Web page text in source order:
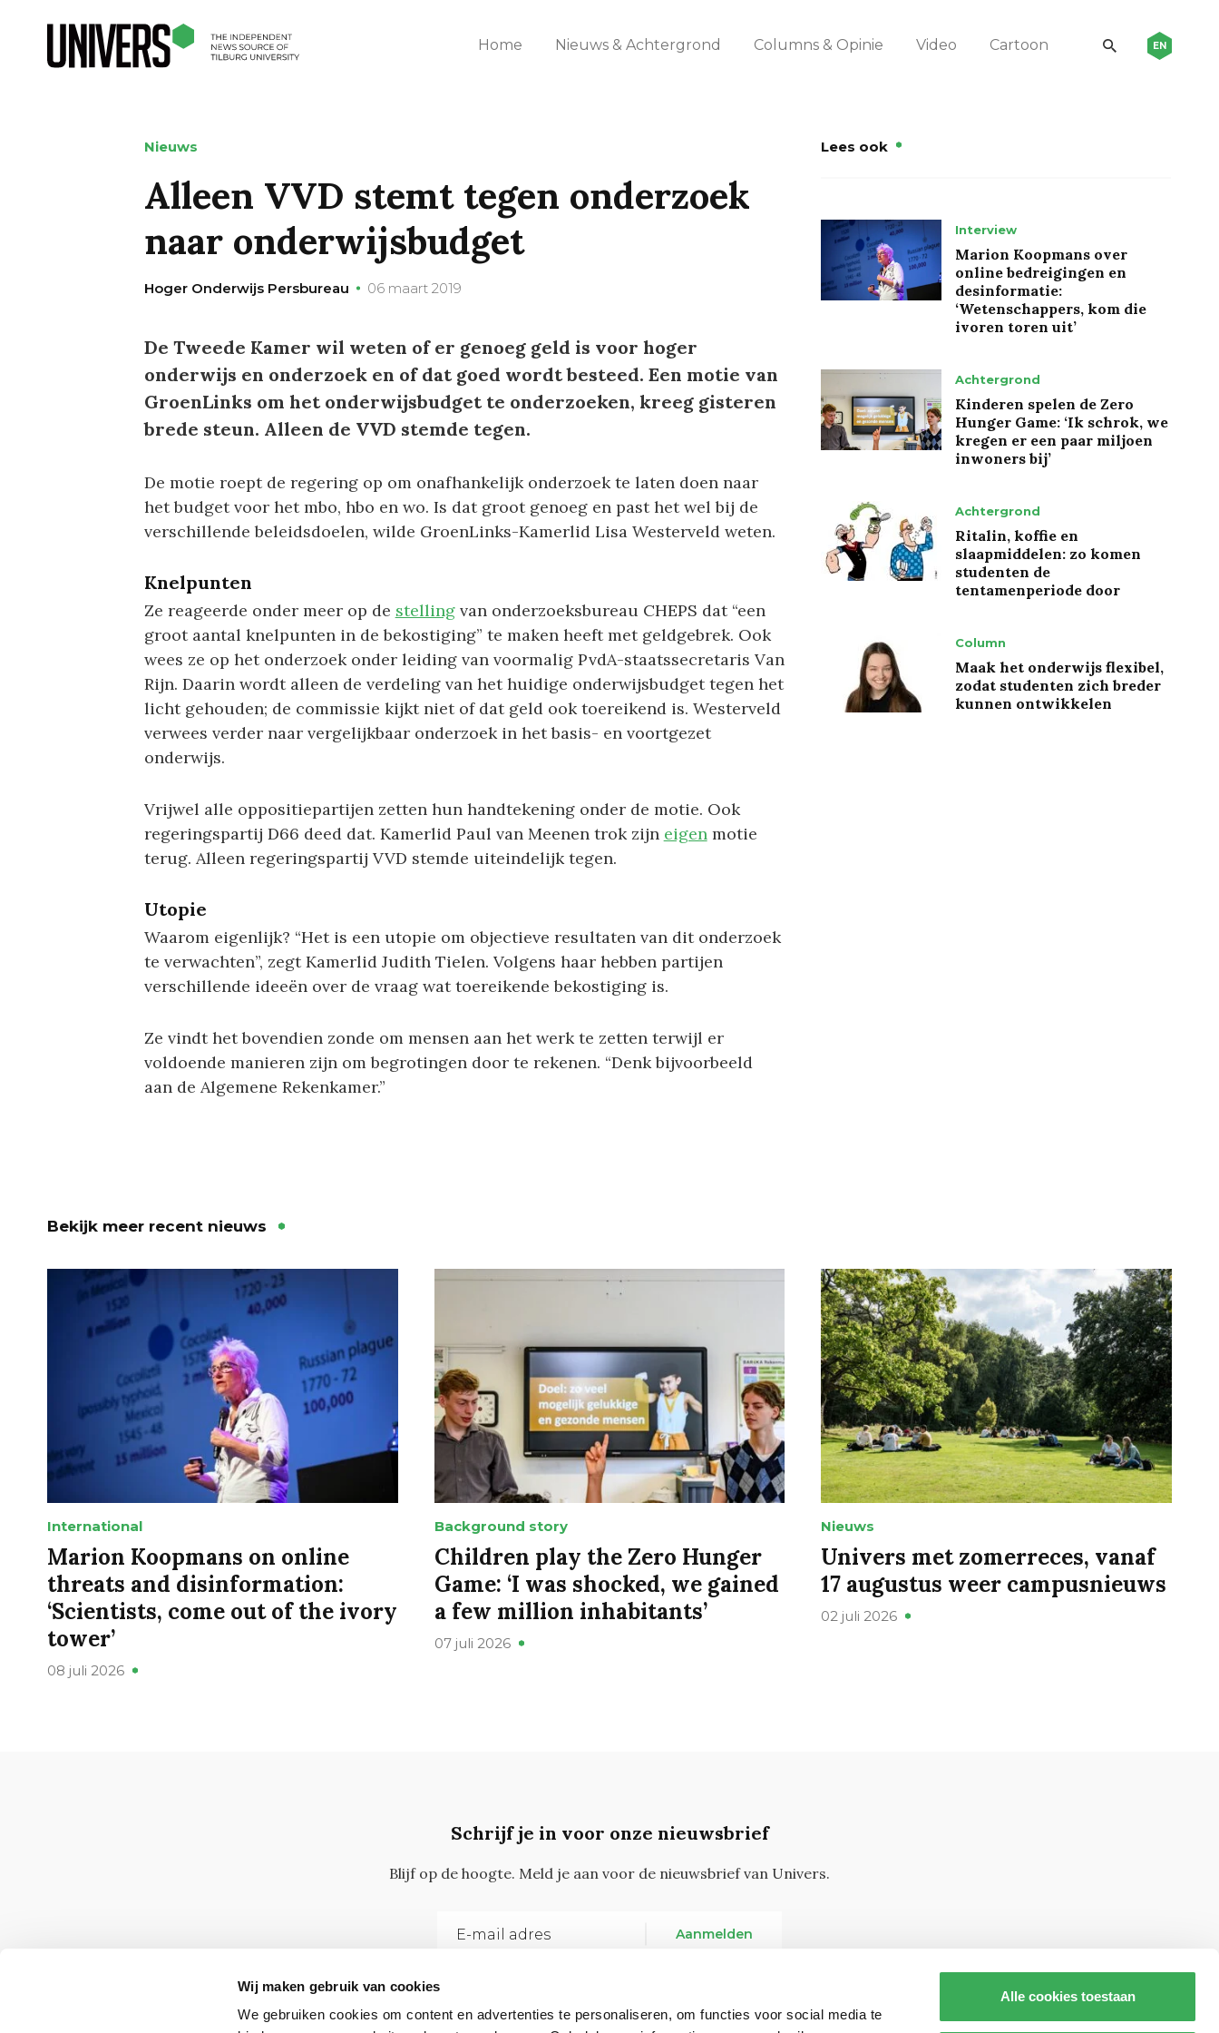
Wij maken gebruik van cookies
We gebruiken cookies om content en advertenties te personaliseren, om functies voor social media te
Alle cookies toestaan
Home Nieuws & Achtergrond Columns & Opinie Video Cartoon EN
Nieuws
Alleen VVD stemt tegen onderzoek
naar onderwijsbudget
Hoger Onderwijs Persbureau 06 maart 2019
De Tweede Kamer wil weten of er genoeg geld is voor hoger
onderwijs en onderzoek en of dat goed wordt besteed. Een motie van
GroenLinks om het onderwijsbudget te onderzoeken, kreeg gisteren
brede steun. Alleen de VVD stemde tegen.
De motie roept de regering op om onafhankelijk onderzoek te laten doen naar
het budget voor het mbo, hbo en wo. Is dat groot genoeg en past het wel bij de
verschillende beleidsdoelen, wilde GroenLinks-Kamerlid Lisa Westerveld weten.
Knelpunten
Ze reageerde onder meer op de stellingvan onderzoeksbureau CHEPS dat “een
groot aantal knelpunten in de bekostiging” te maken heeft met geldgebrek. Ook
wees ze op het onderzoek onder leiding van voormalig PvdA-staatssecretaris Van
Rijn. Daarin wordt alleen de verdeling van het huidige onderwijsbudget tegen het
licht gehouden; de commissie kijkt niet of dat geld ook toereikend is. Westerveld
verwees verder naar vergelijkbaar onderzoek in het basis- en voortgezet
onderwijs.
Vrijwel alle oppositiepartijen zetten hun handtekening onder de motie. Ook
regeringspartij D66 deed dat. Kamerlid Paul van Meenen trok zijn eigenmotie
terug. Alleen regeringspartij VVD stemde uiteindelijk tegen.
Utopie
Waarom eigenlijk? “Het is een utopie om objectieve resultaten van dit onderzoek
te verwachten”, zegt Kamerlid Judith Tielen. Volgens haar hebben partijen
verschillende ideeën over de vraag wat toereikende bekostiging is.
Ze vindt het bovendien zonde om mensen aan het werk te zetten terwijl er
voldoende manieren zijn om begrotingen door te rekenen. “Denk bijvoorbeeld
aan de Algemene Rekenkamer.”
Lees ook
Interview
Marion Koopmans over
online bedreigingen en
desinformatie:
‘Wetenschappers, kom die
ivoren toren uit’
Achtergrond
Kinderen spelen de Zero
Hunger Game: ‘Ik schrok, we
kregen er een paar miljoen
inwoners bij’
Achtergrond
Ritalin, koffie en
slaapmiddelen: zo komen
studenten de
tentamenperiode door
Column
Maak het onderwijs flexibel,
zodat studenten zich breder
kunnen ontwikkelen
Bekijk meer recent nieuws
International
Marion Koopmans on online
threats and disinformation:
‘Scientists, come out of the ivory
tower’
08 juli 2026
Background story
Children play the Zero Hunger
Game: ‘I was shocked, we gained
a few million inhabitants’
07 juli 2026
Nieuws
Univers met zomerreces, vanaf
17 augustus weer campusnieuws
02 juli 2026
Schrijf je in voor onze nieuwsbrief
Blijf op de hoogte. Meld je aan voor de nieuwsbrief van Univers.
Aanmelden